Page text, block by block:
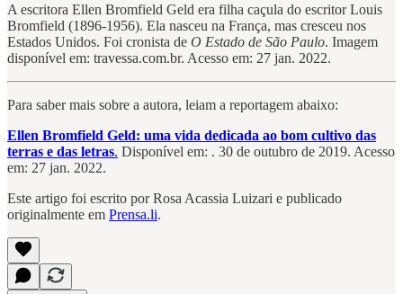
A escritora Ellen Bromfield Geld era filha caçula do escritor Louis
Bromfield (1896-1956). Ela nasceu na França, mas cresceu nos
Estados Unidos. Foi cronista de O Estado de São Paulo. Imagem
disponível em: travessa.com.br. Acesso em: 27 jan. 2022.
Para saber mais sobre a autora, leiam a reportagem abaixo:
Ellen Bromfield Geld: uma vida dedicada ao bom cultivo das
terras e das letras. Disponível em: . 30 de outubro de 2019. Acesso
em: 27 jan. 2022.
Este artigo foi escrito por Rosa Acassia Luizari e publicado
originalmente em Prensa.li.